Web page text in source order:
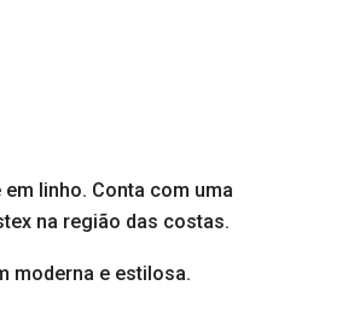
linho. Conta com uma
na região das costas.
moderna e estilosa.